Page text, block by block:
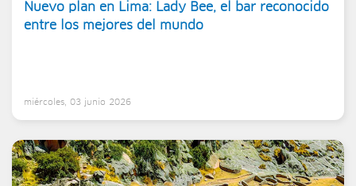
Nuevo plan en Lima: Lady Bee, el bar reconocido
entre los mejores del mundo
miércoles, 03 junio 2026